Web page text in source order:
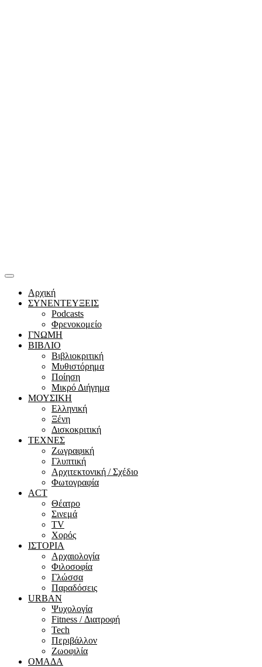
Αρχική
ΣΥΝΕΝΤΕΥΞΕΙΣ
Podcasts
Φρενοκομείο
ΓΝΩΜΗ
ΒΙΒΛΙΟ
Βιβλιοκριτική
Μυθιστόρημα
Ποίηση
Μικρό Διήγημα
ΜΟΥΣΙΚΗ
Ελληνική
Ξένη
Δισκοκριτική
ΤΕΧΝΕΣ
Ζωγραφική
Γλυπτική
Αρχιτεκτονική / Σχέδιο
Φωτογραφία
ACT
Θέατρο
Σινεμά
ΤV
Χορός
ΙΣΤΟΡΙΑ
Αρχαιολογία
Φιλοσοφία
Γλώσσα
Παραδόσεις
URBAN
Ψυχολογία
Fitness / Διατροφή
Tech
Περιβάλλον
Ζωοφιλία
ΟΜΑΔΑ